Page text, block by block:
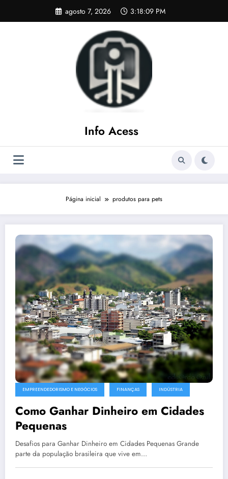
o
agosto 7, 2026 3:18:10 PM
Info Acess
Página inicial produtos para pets
EMPREENDEDORISMO E NEGÓCIOS FINANÇAS INDÚSTRIA
Como Ganhar Dinheiro em Cidades
Pequenas
Desafios para Ganhar Dinheiro em Cidades Pequenas Grande
parte da população brasileira que vive em…